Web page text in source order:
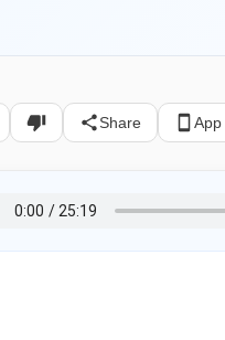
Share App